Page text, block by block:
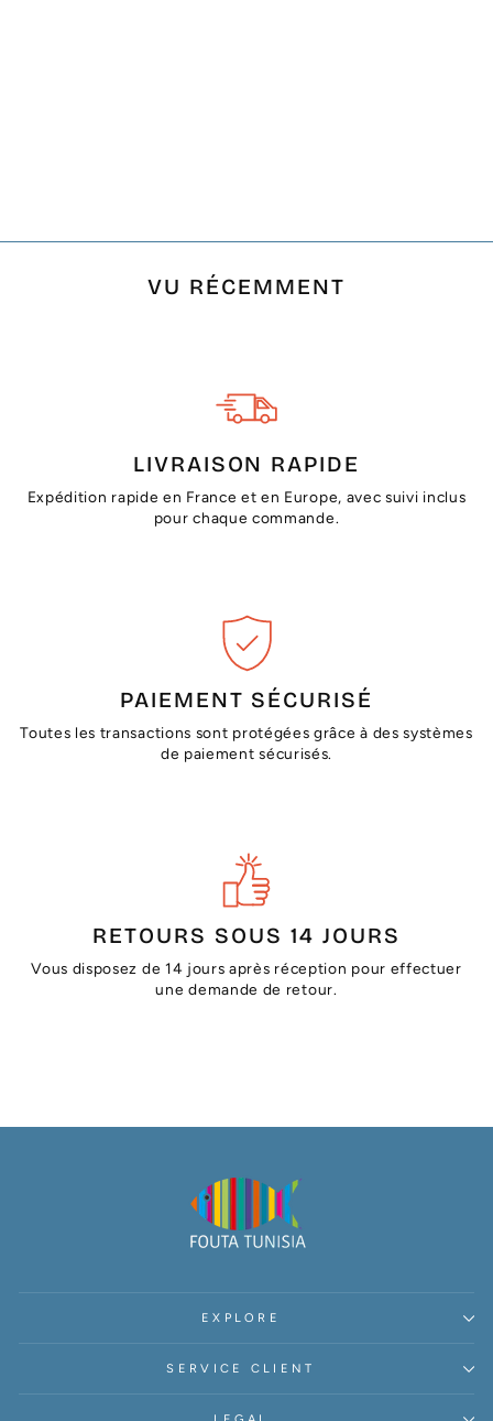
VU RÉCEMMENT
LIVRAISON RAPIDE
Expédition rapide en France et en Europe, avec suivi inclus
pour chaque commande.
PAIEMENT SÉCURISÉ
Toutes les transactions sont protégées grâce à des systèmes
de paiement sécurisés.
RETOURS SOUS 14 JOURS
Vous disposez de 14 jours après réception pour effectuer
une demande de retour.
EXPLORE
SERVICE CLIENT